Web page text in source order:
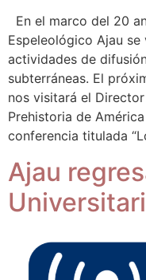
En el marco del 20
Espeleológico Ajau
actividades de
subterráneas. El
nos visitará el
Prehistoria de
conferencia titulada
Ajau